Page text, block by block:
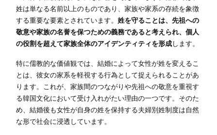
姓は単なる名前以上のものであり、家族や家系の存続を象徴
する重要な要素とされています。 姓を守ることは、先祖への
敬意や家族の名誉を保つための義務であると考えられ、個人
の役割を超えて家族全体のアイデンティティを形成します。
特に儒教的な価値観では、結婚によって女性が姓を変えるこ
とは、彼女の家系を軽視する行為として捉えられることがあ
ります。これが、家族間のつながりや先祖への敬意を重視す
る韓国文化において受け入れがたい理由の一つです。そのた
め、結婚後も女性が自身の姓を保持する夫婦別姓制度は自然
な形で社会に浸透しています。